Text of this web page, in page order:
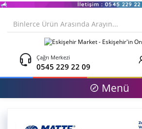
Çağrı Merkezi
0545 229 22 09
Menü